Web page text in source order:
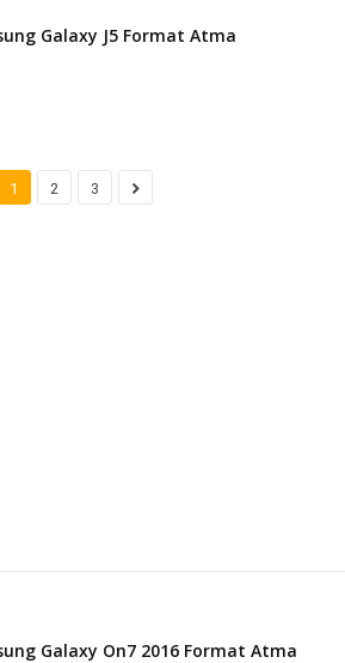
Galaxy J5 Format Atma
1 2 3
Galaxy On7 2016 Format Atma